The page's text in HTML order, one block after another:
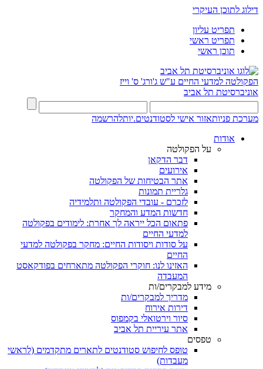
דילוג לתוכן העיקרי
תפריט עליון
תפריט ראשי
תוכן ראשי
הפקולטה למדעי החיים ע"ש ג'ורג' ס' וייז
אוניברסיטת תל אביב
מערכת פניותאזור אישי לסטודנטים.יותלהרשמה
אודות
על הפקולטה
דבר הדקאן
אירועים
אתר הבטיחות של הפקולטה
גלריית תמונות
לזכרם - עובדי הפקולטה ותלמידיה
חדשות המדע והמחקר
פתאום הכל ייראה לך אחרת: לימודים בפקולטה
למדעי החיים
על סודות ויסודות החיים: מחקר בפקולטה למדעי
החיים
האזינו לנו: חוקרי הפקולטה מתארחים בפודקאסט
המעבדה
מידע למבקרים/ות
מדריך למבקרים/ות
דירות אירוח
סיור וירטואלי בקמפוס
אתר עיריית תל אביב
טפסים
טופס לחיפוש סטודנטים לתארים מתקדמים (לראשי
מעבדות)